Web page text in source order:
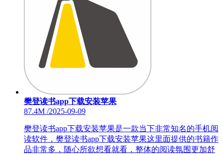
樊登读书app下载安装苹果
87.4M /2025-09-09
樊登读书app下载安装苹果是一款当下非常知名的手机阅
读软件，樊登读书app下载安装苹果这里面提供的书籍作
品非常多，随心所欲想看就看，整体的阅读氛围更加舒